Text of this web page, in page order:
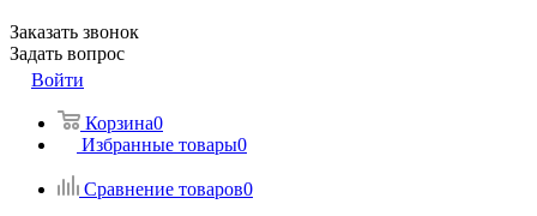
Заказать звонок
Задать вопрос
Войти
Корзина0
Избранные товары0
Сравнение товаров0